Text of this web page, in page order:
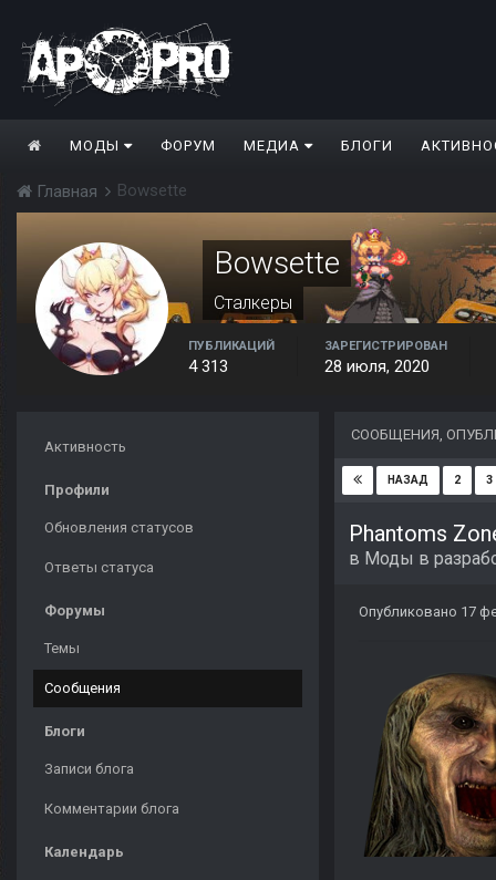
МОДЫ ФОРУМ МЕДИА БЛОГИ
Главная Bowsette
Bowsette
Сталкеры
ПУБЛИКАЦИЙ
4 313
ЗАРЕГИСТРИРОВАН
28 июля, 2020
Активность
Профили
Обновления статусов
Ответы статуса
Форумы
Темы
Сообщения
Блоги
Записи блога
Комментарии блога
Календарь
СООБЩЕНИЯ,
НАЗАД 2 3
Phantoms
в Моды в
Опубликовано 17